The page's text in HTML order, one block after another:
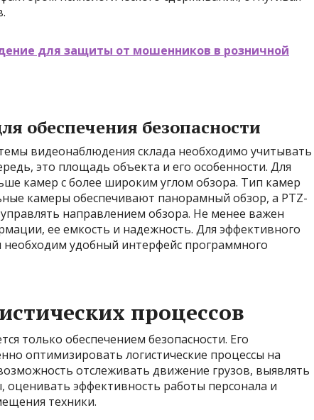
для защиты от мошенников в розничной
обеспечения безопасности
видеонаблюдения склада необходимо учитывать
это площадь объекта и его особенности. Для
камер с более широким углом обзора. Тип камер
камеры обеспечивают панорамный обзор, а PTZ-
направлением обзора. Не менее важен
ее емкость и надежность. Для эффективного
удобный интерфейс программного
процессов
только обеспечением безопасности. Его
оптимизировать логистические процессы на
отслеживать движение грузов, выявлять
оценивать эффективность работы персонала и
техники.